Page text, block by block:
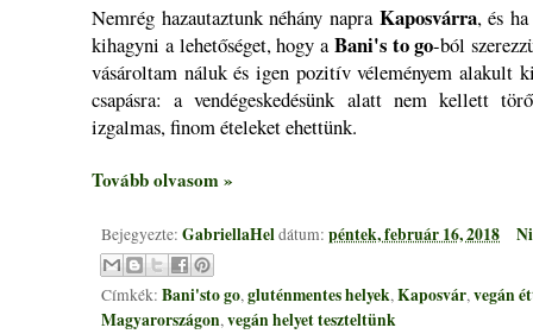
Nemrég hazautaztunk néhány napra Kaposvárra, és
kihagyni a lehetőséget, hogy aBani's to go-ból
vásároltam náluk és igen pozitív véleményem alakult
csapásra: a vendégeskedésünk alatt nem kellett
izgalmas, finom ételeket ehettünk.
Tovább olvasom »
Bejegyezte: GabriellaHeldátum: péntek, február 16, 2018
Címkék: Bani'sto go,gluténmentes helyek,Kaposvár,vegán
Magyarországon,vegán helyet teszteltünk